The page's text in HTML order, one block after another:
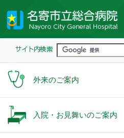
外来のご案内
入院・お見舞いのご案内